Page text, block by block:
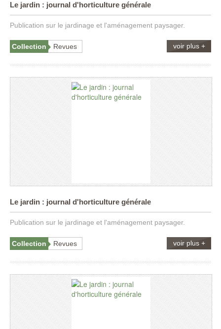
Le jardin : journal d'horticulture générale
Publication sur le jardinage et l'aménagement paysager.
Collection Revues voir plus +
Le jardin : journal d'horticulture générale
Publication sur le jardinage et l'aménagement paysager.
Collection Revues voir plus +